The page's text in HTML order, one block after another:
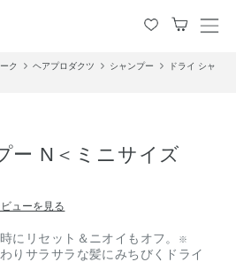
メ
ュ
ク ヘアプロダクツ シャンプー
ドライ シャ
ー N＜ミニサイズ
ューを見る
にリセット＆ニオイもオフ。 ※
りサラサラな髪にみちびくドライ